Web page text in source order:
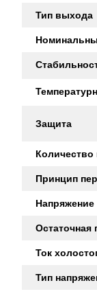
Тип выхода
Защита
Принцип
Напряжение
Остаточная
Ток
Тип